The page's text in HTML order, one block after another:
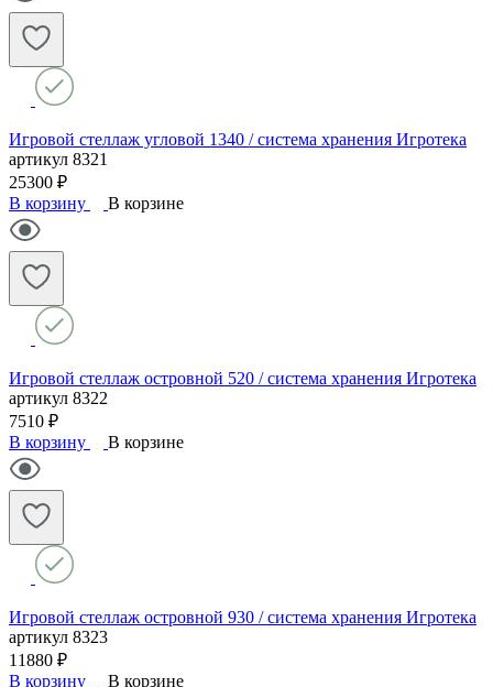
Игровой стеллаж угловой 1340 / система хранения Игротека
артикул 8321
25300 ₽
В корзину
В корзине
Игровой стеллаж островной 520 / система хранения Игротека
артикул 8322
7510 ₽
В корзину
В корзине
Игровой стеллаж островной 930 / система хранения Игротека
артикул 8323
11880 ₽
В корзину
В корзине